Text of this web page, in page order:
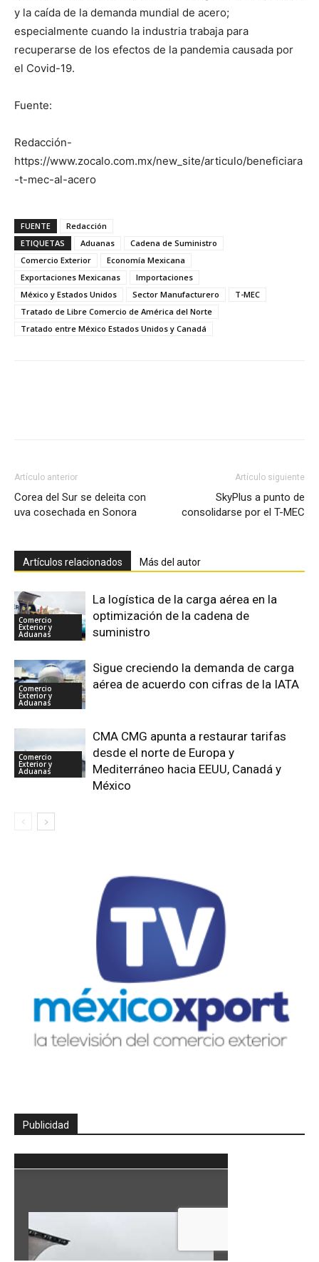
y la caída de la demanda mundial de acero;
especialmente cuando la industria trabaja para
recuperarse de los efectos de la pandemia causada por
el Covid-19.
Fuente:
Redacción-
https://www.zocalo.com.mx/new_site/articulo/beneficiara
-t-mec-al-acero
FUENTE
Redacción
ETIQUETAS
Aduanas
Cadena de Suministro
Comercio Exterior
Economía Mexicana
Exportaciones Mexicanas
Importaciones
México y Estados Unidos
Sector Manufacturero
T-MEC
Tratado de Libre Comercio de América del Norte
Tratado entre México Estados Unidos y Canadá
Artículo anterior
Corea del Sur se deleita con
uva cosechada en Sonora
Artículo siguiente
SkyPlus a punto de
consolidarse por el T-MEC
Artículos relacionados Más del autor
Comercio
Exterior y
Aduanas
La logística de la carga aérea en la
optimización de la cadena de
suministro
Comercio
Exterior y
Aduanas
Sigue creciendo la demanda de carga
aérea de acuerdo con cifras de la IATA
Comercio
Exterior y
Aduanas
CMA CMG apunta a restaurar tarifas
desde el norte de Europa y
Mediterráneo hacia EEUU, Canadá y
México
Publicidad